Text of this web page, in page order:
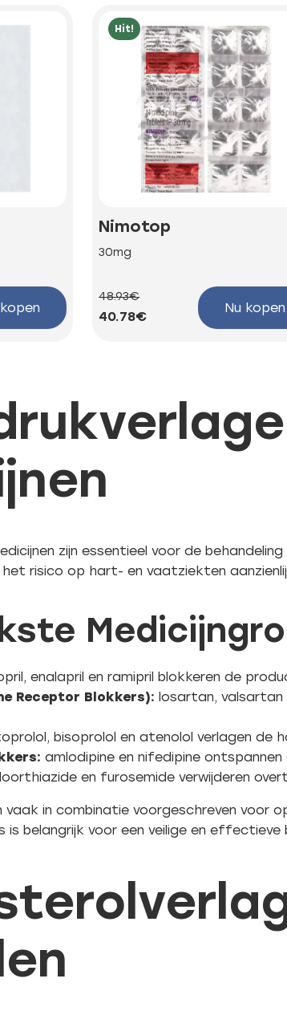
Hit!
Nimotop
30mg
48.93€
40.78€
Nu kopen
zijn essentieel voor de
het risico op hart- en vaatziekten
enalapril en ramipril blokkeren de
Receptor Blokkers): losartan, valsartan
bisoprolol en atenolol verlagen de
amlodipine en nifedipine
en furosemide verwijderen
vaak in combinatie voorgeschreven voor
belangrijk voor een veilige en effectieve